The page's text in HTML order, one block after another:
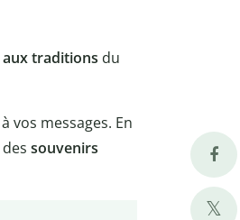
aux traditions du
vos messages. En
souvenirs